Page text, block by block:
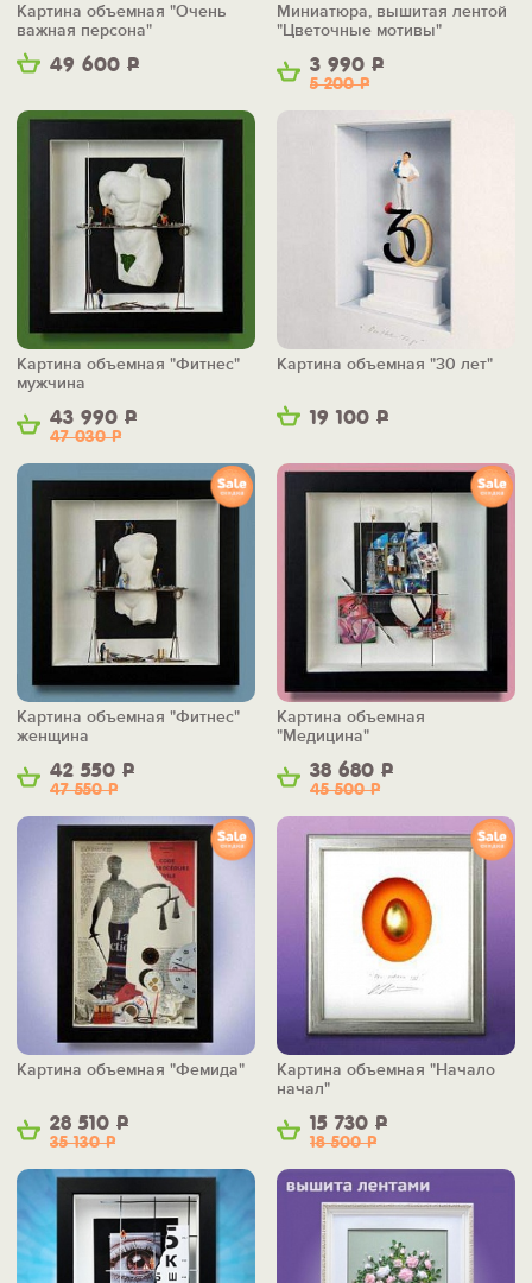
49 600 Р
Картина объемная "Очень
важная персона"
3 990 Р
5 200Р
Миниатюра, вышитая лентой
"Цветочные мотивы"
43 990 Р
47 030Р
Картина объемная "Фитнес"
мужчина
19 100 Р
Картина объемная "30 лет"
42 550 Р
47 550Р
Картина объемная "Фитнес"
женщина
38 680 Р
45 500Р
Картина объемная
"Медицина"
28 510 Р
35 130Р
Картина объемная "Фемида"
15 730 Р
18 500Р
Картина объемная "Начало
начал"